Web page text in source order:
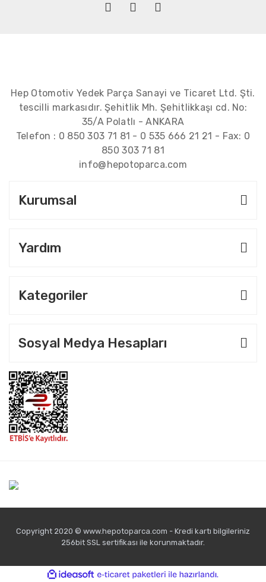
Hep Otomotiv Yedek Parça Sanayi ve Ticaret Ltd. Şti.
tescilli markasıdır. Şehitlik Mh. Şehitlikkaşı cd. No:
35/A Polatlı - ANKARA
Telefon : 0 850 303 71 81 - 0 535 666 21 21 - Fax: 0
850 303 71 81
info@hepotoparca.com
Kurumsal
Yardım
Kategoriler
Sosyal Medya Hesapları
Copyright 2020 © www.hepotoparca.com - Kredi kartı bilgileriniz
256bit SSL sertifikası ile korunmaktadır.
ideasoft
e-